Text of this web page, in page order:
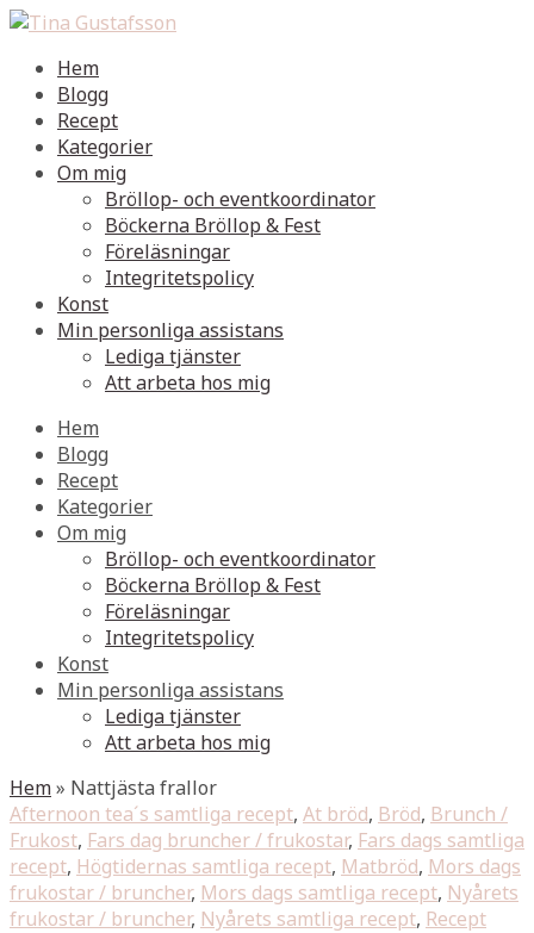
Hem
Blogg
Recept
Kategorier
Om mig
Bröllop- och eventkoordinator
Böckerna Bröllop & Fest
Föreläsningar
Integritetspolicy
Konst
Min personliga assistans
Lediga tjänster
Att arbeta hos mig
Hem
Blogg
Recept
Kategorier
Om mig
Bröllop- och eventkoordinator
Böckerna Bröllop & Fest
Föreläsningar
Integritetspolicy
Konst
Min personliga assistans
Lediga tjänster
Att arbeta hos mig
Hem» Nattjästa frallor
Afternoon tea´s samtliga recept, At bröd, Bröd, Brunch /
Frukost, Fars dag bruncher / frukostar, Fars dags samtliga
recept, Högtidernas samtliga recept, Matbröd, Mors dags
frukostar / bruncher, Mors dags samtliga recept, Nyårets
frukostar / bruncher, Nyårets samtliga recept, Recept